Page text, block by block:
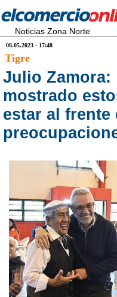
Noticias Zona Norte
08.05.2023 - 17:48
Tigre
Julio Zamora:
mostrado
estar al frente